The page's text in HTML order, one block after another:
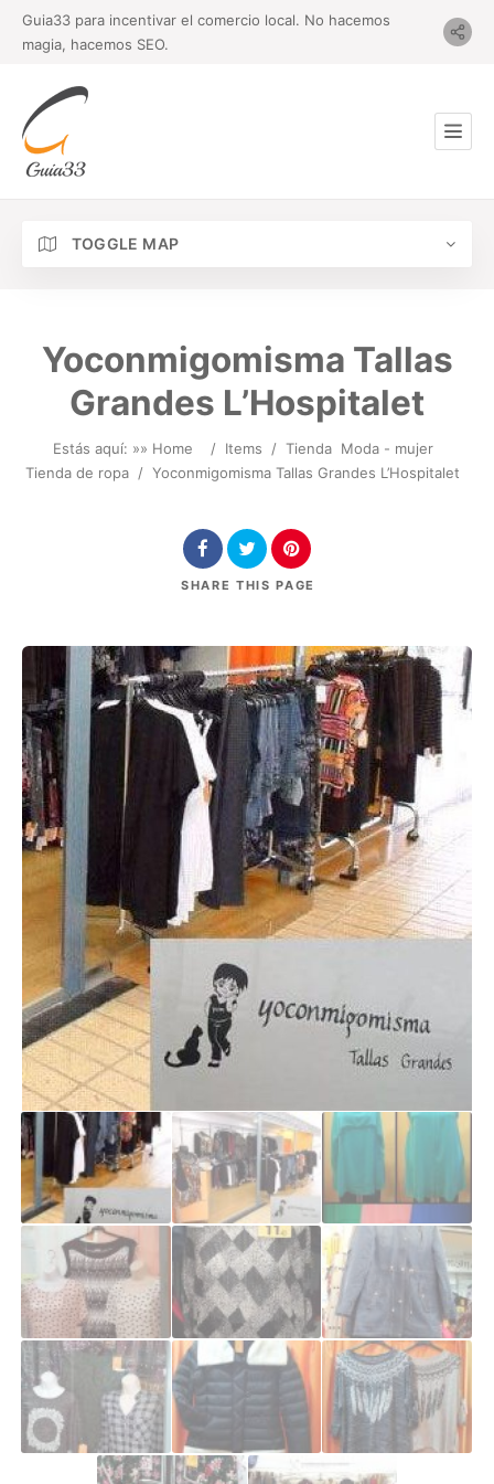
Guia33 para incentivar el comercio local. No hacemos
magia, hacemos SEO.
TOGGLE MAP
Yoconmigomisma Tallas
Grandes L’Hospitalet
Estás aquí: »» Home / Items / Tienda Moda - mujer
Tienda de ropa / Yoconmigomisma Tallas Grandes L’Hospitalet
SHARE THIS PAGE